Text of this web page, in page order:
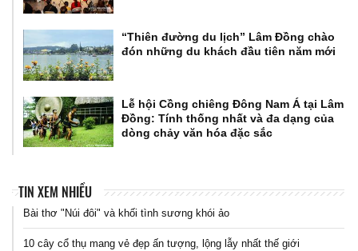
“Thiên đường du lịch” Lâm Đồng chào
đón những du khách đầu tiên năm mới
Lễ hội Cồng chiêng Đông Nam Á tại Lâm
Đồng: Tính thống nhất và đa dạng của
dòng chảy văn hóa đặc sắc
TIN XEM NHIỀU
Bài thơ "Núi đôi" và khối tình sương khói ảo
10 cây cổ thụ mang vẻ đẹp ấn tượng, lộng lẫy nhất thế giới